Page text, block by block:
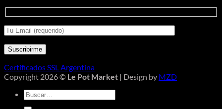
Certificados SSL Argentina
Copyright 2026 © Le Pot Market | Design by MZD
Buscar
por: